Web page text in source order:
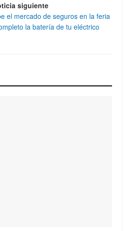
siguiente
el mercado de seguros en la feria
la batería de tu eléctrico